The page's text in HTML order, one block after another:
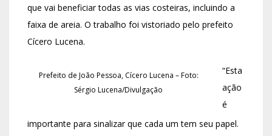
que vai beneficiar todas as vias costeiras, incluindo a
faixa de areia. O trabalho foi vistoriado pelo prefeito
Cícero Lucena.
Prefeito de João Pessoa, Cícero Lucena – Foto:
Sérgio Lucena/Divulgação
“Esta
ação
é
importante para sinalizar que cada um tem seu papel.